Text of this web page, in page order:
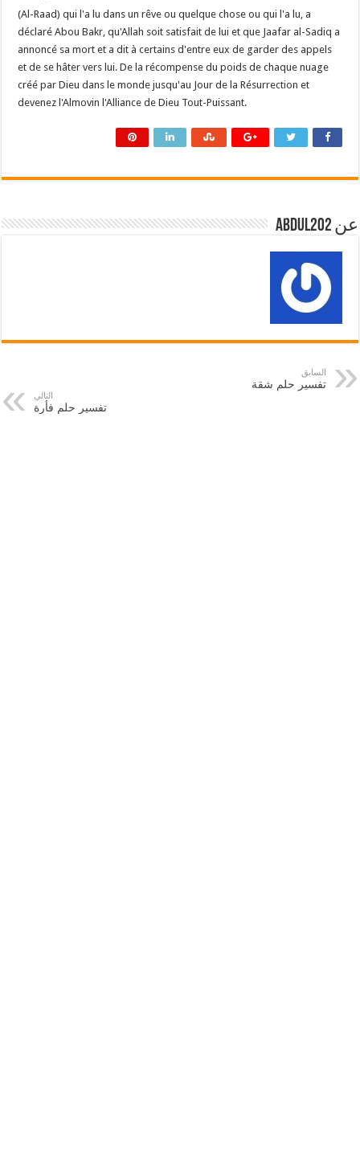
(Al-Raad) qui l'a lu dans un rêve ou quelque chose ou qui l'a lu, a
déclaré Abou Bakr, qu'Allah soit satisfait de lui et que Jaafar al-Sadiq a
annoncé sa mort et a dit à certains d'entre eux de garder des appels
et de se hâter vers lui. De la récompense du poids de chaque nuage
créé par Dieu dans le monde jusqu'au Jour de la Résurrection et
devenez l'Almovin l'Alliance de Dieu Tout-Puissant.
عن abdul202
السابق
تفسير حلم شقة
التالي
تفسير حلم فأرة